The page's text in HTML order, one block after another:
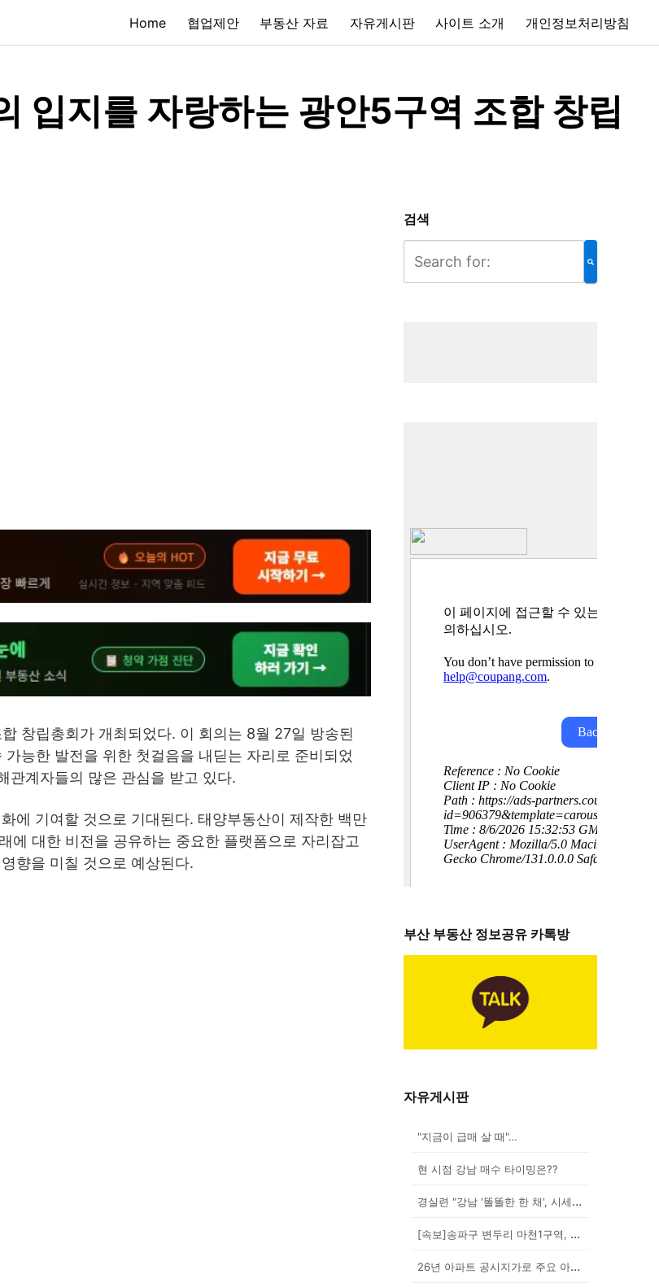
Home 협업제안 부동산 자료 자유게시판 사이트 소개 개인정보처리방침
입지를 자랑하는 광안5구역 조합 창립
창립총회가 개최되었다. 이 회의는 8월 27일 방송된
능한 발전을 위한 첫걸음을 내딛는 자리로 준비되었
관계자들의 많은 관심을 받고 있다.
에 기여할 것으로 기대된다. 태양부동산이 제작한 백만
에 대한 비전을 공유하는 중요한 플랫폼으로 자리잡고
향을 미칠 것으로 예상된다.
검색
부산 부동산 정보공유 카톡방
자유게시판
"지금이 급매 살 때"…
현 시점 강남 매수 타이밍은??
경실련 "강남 '똘똘한 한 채', 시세 차익 102억인...
[속보]송파구 변두리 마천1구역, 49층 랜드마크로 날...
26년 아파트 공시지가로 주요 아파트 보유세 시뮬레이션...